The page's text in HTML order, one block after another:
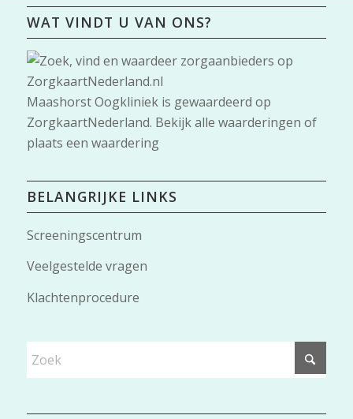
WAT VINDT U VAN ONS?
Maashorst Oogkliniekis gewaardeerd op
ZorgkaartNederland. Bekijk alle waarderingen of
plaats een waardering
BELANGRIJKE LINKS
Screeningscentrum
Veelgestelde vragen
Klachtenprocedure